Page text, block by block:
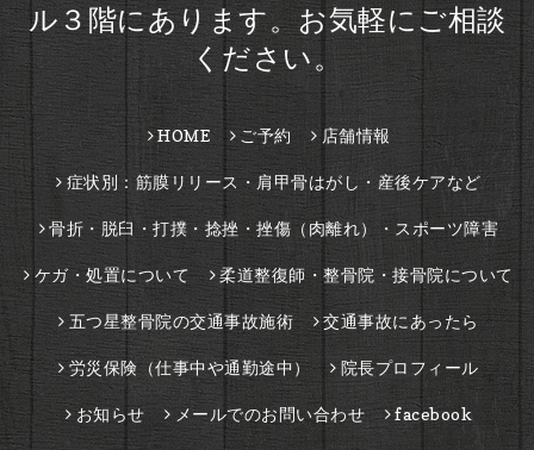
ル３階にあります。お気軽にご相談
ください。
HOME ご予約 店舗情報
症状別：筋膜リリース・肩甲骨はがし・産後ケアなど
骨折・脱臼・打撲・捻挫・挫傷（肉離れ）・スポーツ障害
ケガ・処置について 柔道整復師・整骨院・接骨院について
五つ星整骨院の交通事故施術 交通事故にあったら
労災保険（仕事中や通勤途中） 院長プロフィール
お知らせ メールでのお問い合わせ facebook